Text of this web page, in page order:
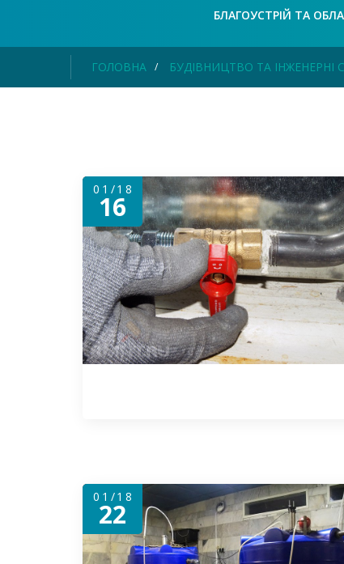
БЛАГОУСТРІЙ ТА
ГОЛОВНА БУДІВНИЦТВО ТА ІНЖЕНЕРНІ
01/18
16
01/18
22